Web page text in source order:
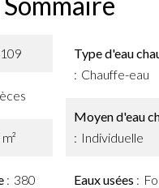
380
Type d'eau
Chauffe-eau
Moyen d'eau
Individuelle
Eaux usées